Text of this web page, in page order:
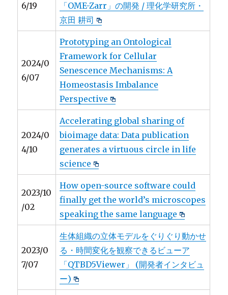
6/19
「OME-Zarr」の開発 / 理化学研究所・
京田 耕司
2024/0
6/07
Prototyping an Ontological
Framework for Cellular
Senescence Mechanisms: A
Homeostasis Imbalance
Perspective
2024/0
4/10
Accelerating global sharing of
bioimage data: Data publication
generates a virtuous circle in life
science
2023/10
/02
How open-source software could
finally get the world’s microscopes
speaking the same language
2023/0
7/07
生体組織の立体モデルをぐりぐり動かせ
る・時間変化を観察できるビューア
「QTBD5Viewer」 (開発者インタビュ
ー)